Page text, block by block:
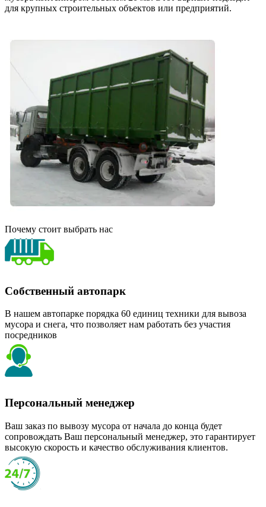
для крупных строительных объектов или предприятий.
Почему стоит выбрать нас
Собственный автопарк
В нашем автопарке порядка 60 единиц техники для вывоза
мусора и снега, что позволяет нам работать без участия
посредников
Персональный менеджер
Ваш заказ по вывозу мусора от начала до конца будет
сопровождать Ваш персональный менеджер, это гарантирует
высокую скорость и качество обслуживания клиентов.